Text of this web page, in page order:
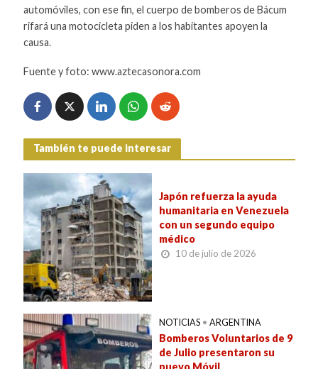
automóviles, con ese fin, el cuerpo de bomberos de Bácum
rifará una motocicleta piden a los habitantes apoyen la
causa.
Fuente y foto: www.aztecasonora.com
También te puede interesar
Japón refuerza la ayuda
humanitaria en Venezuela
con un segundo equipo
médico
10 de julio de 2026
NOTICIAS • ARGENTINA
Bomberos Voluntarios de 9
de Julio presentaron su
nuevo Móvil